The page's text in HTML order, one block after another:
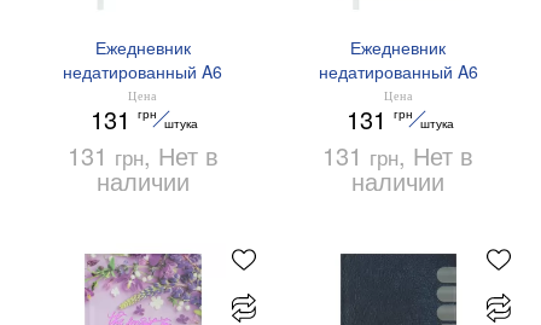
Ежедневник
недатированный A6
Buromax MAGIС BM.2622-
14 голубой
Цена
131 грн
штука
131 грн, Нет в
наличии
Ежедневник
недатированный A6
Buromax NEXT BM.2608-
25 коричневый
Цена
131 грн
штука
131 грн, Нет в
наличии